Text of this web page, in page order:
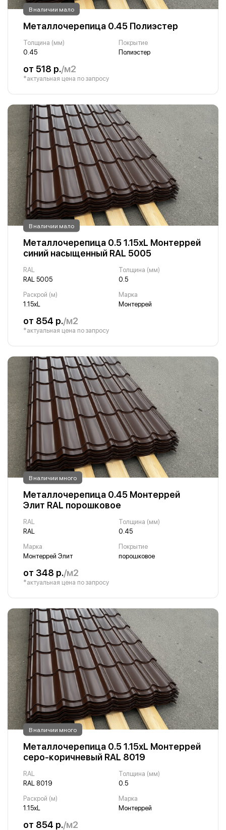
В наличии мало
Металлочерепица 0.45 Полиэстер
Толщина (мм)
0.45
Покрытие
Полиэстер
от 518 р./м2
*актуальная цена по запросу
В наличии мало
Металлочерепица 0.5 1.15хL Монтеррей
синий насыщенный RAL 5005
RAL
RAL 5005
Толщина (мм)
0.5
Раскрой (м)
1.15хL
Марка
Монтеррей
от 854 р./м2
*актуальная цена по запросу
В наличии много
Металлочерепица 0.45 Монтеррей
Элит RAL порошковое
RAL
RAL
Толщина (мм)
0.45
Марка
Монтеррей Элит
Покрытие
порошковое
от 348 р./м2
*актуальная цена по запросу
В наличии много
Металлочерепица 0.5 1.15хL Монтеррей
серо-коричневый RAL 8019
RAL
RAL 8019
Толщина (мм)
0.5
Раскрой (м)
1.15хL
Марка
Монтеррей
от 854 р./м2